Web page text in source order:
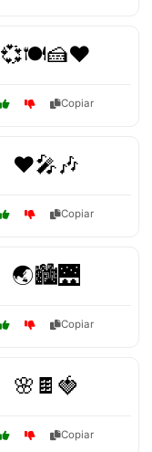
💞🍽️🍰❤️
Copiar
❤️🎤🎶
Copiar
🌏🏙️🌉
Copiar
🌸🍫🍓
Copiar